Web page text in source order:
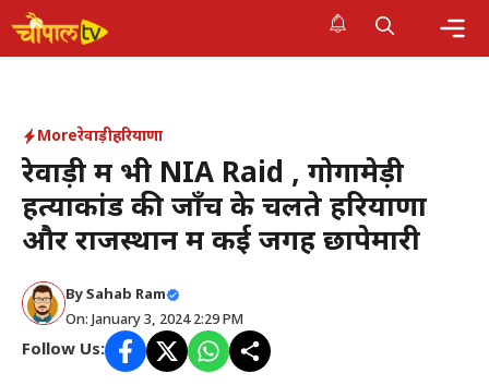
Skip
to
Moreरेवाड़ीहरियाणा
रेवाड़ी में भी NIA Raid , गोगामेड़ी
हत्याकांड की जाँच के चलते हरियाणा
और राजस्थान में कई जगह छापेमारी
By Sahab Ram
On: January 3, 2024 2:29 PM
Follow Us: